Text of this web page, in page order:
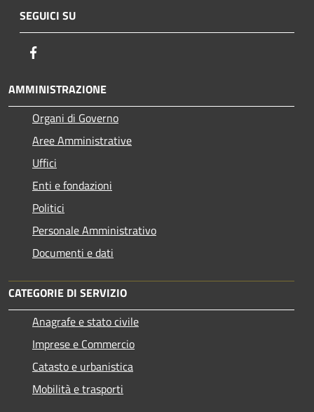
SEGUICI SU
AMMINISTRAZIONE
Organi di Governo
Aree Amministrative
Uffici
Enti e fondazioni
Politici
Personale Amministrativo
Documenti e dati
CATEGORIE DI SERVIZIO
Anagrafe e stato civile
Imprese e Commercio
Catasto e urbanistica
Mobilità e trasporti